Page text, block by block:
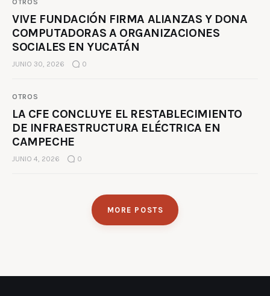
VIVE FUNDACIÓN FIRMA ALIANZAS Y DONA
COMPUTADORAS A ORGANIZACIONES
SOCIALES EN YUCATÁN
JUNIO 30, 2026 0
OTROS
LA CFE CONCLUYE EL RESTABLECIMIENTO
DE INFRAESTRUCTURA ELÉCTRICA EN
CAMPECHE
JUNIO 4, 2026 0
MORE POSTS